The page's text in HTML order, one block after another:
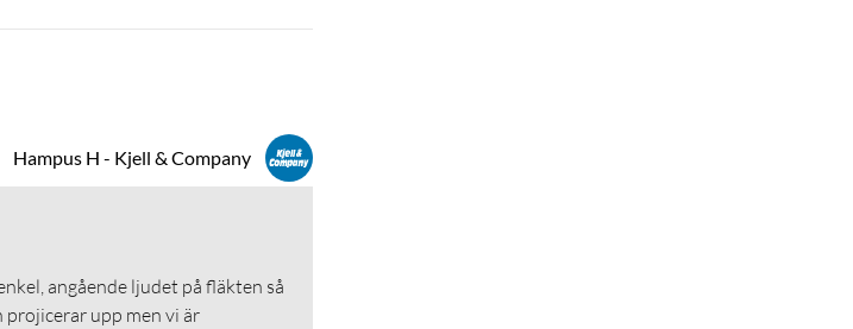
Hampus H - Kjell & Company
angående ljudet på fläkten så
projicerar upp men vi är